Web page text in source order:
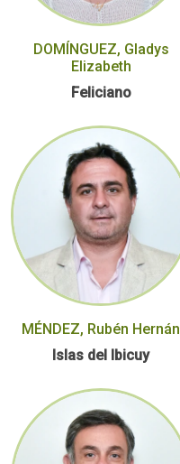
DOMÍNGUEZ, Gladys
Elizabeth
Feliciano
MÉNDEZ, Rubén Hernán
Islas del Ibicuy